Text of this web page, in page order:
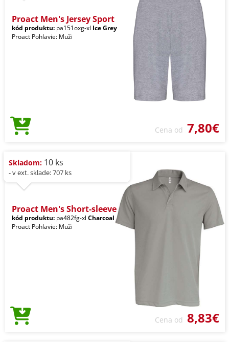
Proact Men's Jersey Sport
kód produktu: pa151oxg-xl Ice Grey
Proact Pohlavie: Muži
Cena od 7,80€
Skladom: 10 ks
- v ext. sklade: 707 ks
Proact Men's Short-sleeve
kód produktu: pa482fg-xl Charcoal
Proact Pohlavie: Muži
Cena od 8,83€